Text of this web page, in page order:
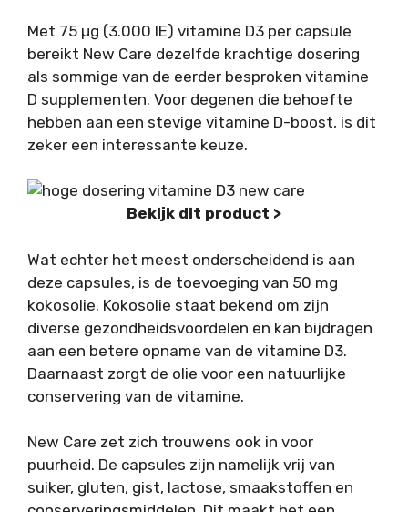
Met 75 µg (3.000 IE) vitamine D3 per capsule
bereikt New Care dezelfde krachtige dosering
als sommige van de eerder besproken vitamine
D supplementen. Voor degenen die behoefte
hebben aan een stevige vitamine D-boost, is dit
zeker een interessante keuze.
Bekijk dit product >
Wat echter het meest onderscheidend is aan
deze capsules, is de toevoeging van 50 mg
kokosolie. Kokosolie staat bekend om zijn
diverse gezondheidsvoordelen en kan bijdragen
aan een betere opname van de vitamine D3.
Daarnaast zorgt de olie voor een natuurlijke
conservering van de vitamine.
New Care zet zich trouwens ook in voor
puurheid. De capsules zijn namelijk vrij van
suiker, gluten, gist, lactose, smaakstoffen en